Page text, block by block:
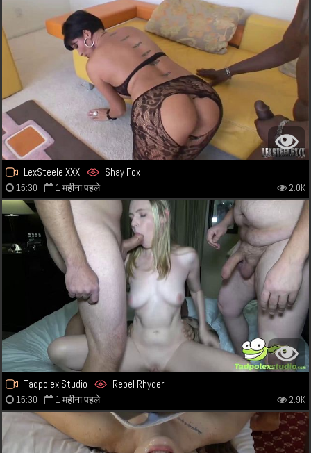
LexSteele XXX Shay Fox
15:30 1 महीना पहले 2.0K
Tadpolex Studio Rebel Rhyder
15:30 1 महीना पहले 2.9K